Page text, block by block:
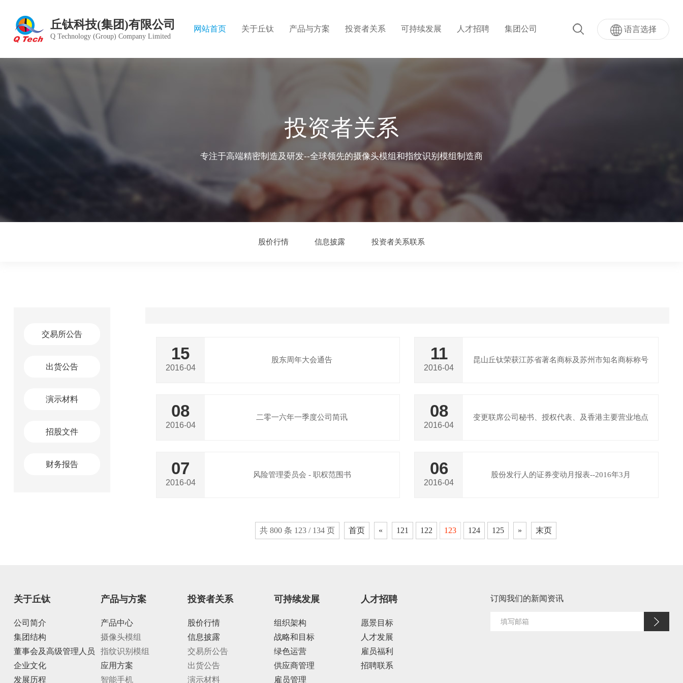
丘钛科技(集团)有限公司
Q Technology (Group) Company Limited
网站首页 关于丘钛
公司新闻
公司章程 联系我们
产品与方案 投资者关系 可持续发展
廉洁建设
管理体系证书
人才招聘 集团公司 语言选择
带手势识别音量按键模... 超声波指纹贴屏模组
超声波指纹模组
投资者关系
专注于高端精密制造及研发--全球领先的摄像头模组和指纹识别模组制造商
股价行情 信息披露 投资者关系联系
交易所公告
出货公告
演示材料
招股文件
财务报告
15
2016-04
股东周年大会通告 11
2016-04
昆山丘钛荣获江苏省著名商标及苏州市知名商标称号
08
2016-04
二零一六年一季度公司简讯 08
2016-04
变更联席公司秘书、授权代表、及香港主要营业地点
07
2016-04
风险管理委员会 - 职权范围书 06
2016-04
股份发行人的证券变动月报表--2016年3月
共 800 条 123 / 134 页 首页 « 121 122 123 124 125 » 末页
关于丘钛
公司简介
集团结构
董事会及高级管理人员
企业文化
发展历程
产品与方案
产品中心
摄像头模组
指纹识别模组
应用方案
智能手机
投资者关系
股价行情
信息披露
交易所公告
出货公告
演示材料
可持续发展
组织架构
战略和目标
绿色运营
供应商管理
雇员管理
人才招聘
愿景目标
人才发展
雇员福利
招聘联系
订阅我们的新闻资讯